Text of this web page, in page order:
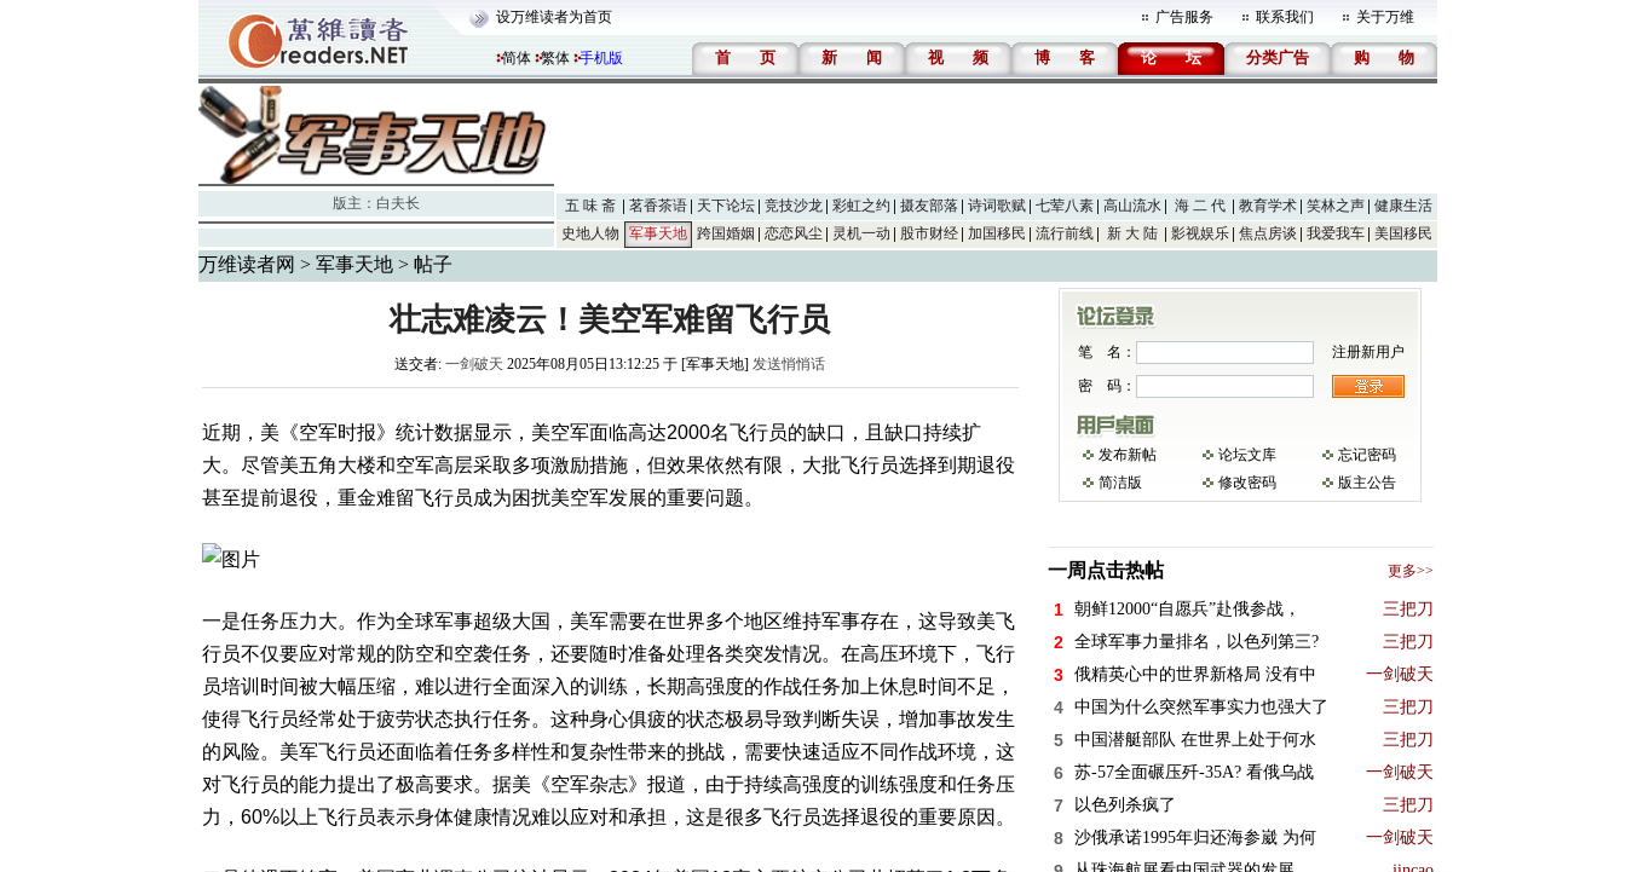
设万维读者为首页 广告服务 联系我们 关于万维
简体 繁体 手机版 首 页 新 闻 视 频 博 客 论 坛 分类广告 购 物
版主： 白夫长 五 味 斋 茗香茶语 天下论坛 竞技沙龙 彩虹之约 摄友部落 诗词歌赋 七荤八素 高山流水 海 二 代 教育学术 笑林之声
健康生活
史地人物
军事天地 跨国婚姻 恋恋风尘 灵机一动 股市财经 加国移民 流行前线 新 大 陆 影视娱乐 焦点房谈 我爱我车 美国移民
万维读者网 > 军事天地> 帖子
壮志难凌云！美空军难留飞行员
送交者: 一剑破天 2025年08月05日13:12:25 于 [军事天地] 发送悄悄话
近期，美《空军时报》统计数据显示，美空军面临高达2000名飞行员的缺口，且缺口持续扩
大。尽管美五角大楼和空军高层采取多项激励措施，但效果依然有限，大批飞行员选择到期退役
甚至提前退役，重金难留飞行员成为困扰美空军发展的重要问题。
一是任务压力大。作为全球军事超级大国，美军需要在世界多个地区维持军事存在，这导致美飞
行员不仅要应对常规的防空和空袭任务，还要随时准备处理各类突发情况。在高压环境下，飞行
员培训时间被大幅压缩，难以进行全面深入的训练，长期高强度的作战任务加上休息时间不足，
使得飞行员经常处于疲劳状态执行任务。这种身心俱疲的状态极易导致判断失误，增加事故发生
的风险。美军飞行员还面临着任务多样性和复杂性带来的挑战，需要快速适应不同作战环境，这
对飞行员的能力提出了极高要求。据美《空军杂志》报道，由于持续高强度的训练强度和任务压
力，60%以上飞行员表示身体健康情况难以应对和承担，这是很多飞行员选择退役的重要原因。
笔 名：
注册新用户
密 码：
发布新帖 论坛文库
忘记密码
简洁版
修改密码 版主公告
一周点击热帖 更多>>
1 朝鲜12000“自愿兵”赴俄参战， 三把刀
2 全球军事力量排名，以色列第三? 三把刀
3 俄精英心中的世界新格局 没有中 一剑破天
4 中国为什么突然军事实力也强大了 三把刀
5 中国潜艇部队 在世界上处于何水 三把刀
6 苏-57全面碾压歼-35A? 看俄乌战 一剑破天
7 以色列杀疯了 三把刀
8 沙俄承诺1995年归还海参崴 为何 一剑破天